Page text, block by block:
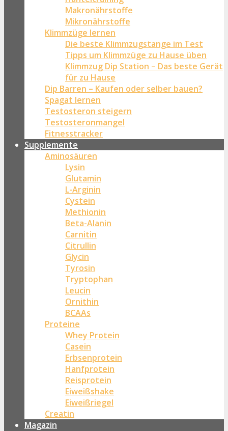
Makronährstoffe
Mikronährstoffe
Klimmzüge lernen
Die beste Klimmzugstange im Test
Tipps um Klimmzüge zu Hause üben
Klimmzug Dip Station – Das beste Gerät
für zu Hause
Dip Barren – Kaufen oder selber bauen?
Spagat lernen
Testosteron steigern
Testosteronmangel
Fitnesstracker
Supplemente
Aminosäuren
Lysin
Glutamin
L-Arginin
Cystein
Methionin
Beta-Alanin
Carnitin
Citrullin
Glycin
Tyrosin
Tryptophan
Leucin
Ornithin
BCAAs
Proteine
Whey Protein
Casein
Erbsenprotein
Hanfprotein
Reisprotein
Eiweißshake
Eiweißriegel
Creatin
Magazin